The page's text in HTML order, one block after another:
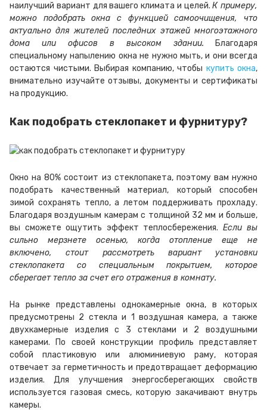
наилучший вариант для вашего климата и целей.К примеру,
можно подобрать окна с функцией самоочищения, что
актуально для жителей последних этажей многоэтажного
дома или офисов в высоком здании. Благодаря
специальному напылению окна не нужно мыть, и они всегда
остаются чистыми. Выбирая компанию, чтобы купить окна,
внимательно изучайте отзывы, документы и сертификаты
на продукцию.
Как подобрать стеклопакет и фурнитуру?
Окно на 80% состоит из стеклопакета, поэтому вам нужно
подобрать качественный материал, который способен
зимой сохранять тепло, а летом поддерживать прохладу.
Благодаря воздушным камерам с толщиной 32 мм и больше,
вы сможете ощутить эффект теплосбережения. Если вы
сильно мерзнете осенью, когда отопление еще не
включено, стоит рассмотреть вариант установки
стеклопакета со специальным покрытием, которое
сберегает тепло за счет его отражения в комнату.
На рынке представлены однокамерные окна, в которых
предусмотрены 2 стекла и 1 воздушная камера, а также
двухкамерные изделия с 3 стеклами и 2 воздушными
камерами. По своей конструкции профиль представляет
собой пластиковую или алюминиевую раму, которая
отвечает за герметичность и предотвращает деформацию
изделия. Для улучшения энергосберегающих свойств
используется газовая смесь, которую закачивают внутрь
камеры.